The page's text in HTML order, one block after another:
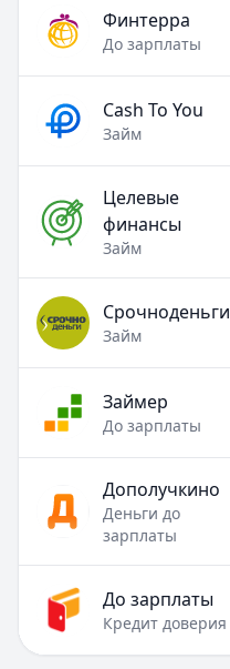
Финтерра
До зарплаты
Cash To You
Займ
Целевые
финансы
Займ
Срочноденьги
Займ
Займер
До зарплаты
Дополучкино
Деньги до
зарплаты
До зарплаты
Кредит доверия